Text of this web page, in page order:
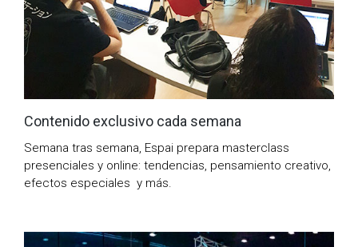
Contenido exclusivo cada semana
Semana tras semana, Espai prepara masterclass
presenciales y online: tendencias, pensamiento creativo,
efectos especiales y más.